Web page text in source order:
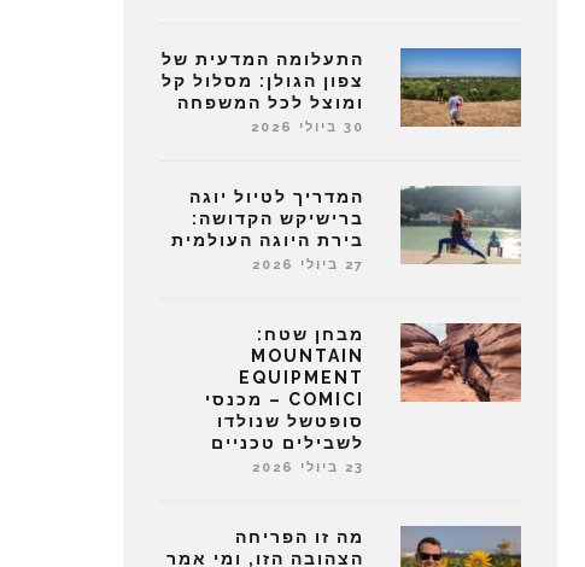
התעלומה המדעית של
צפון הגולן: מסלול קל
ומוצל לכל המשפחה
30 ביולי 2026
המדריך לטיול יוגה
ברישיקש הקדושה:
בירת היוגה העולמית
27 ביולי 2026
מבחן שטח:
MOUNTAIN
EQUIPMENT
COMICI – מכנסי
סופטשל שנולדו
לשבילים טכניים
23 ביולי 2026
מה זו הפריחה
הצהובה הזו, ומי אמר